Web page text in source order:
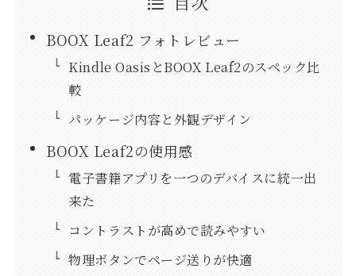
BOOX Leaf2 フォトレビュー
Kindle OasisとBOOX Leaf2のスペック比
較
パッケージ内容と外観デザイン
BOOX Leaf2の使用感
電子書籍アプリを一つのデバイスに統一出
来た
コントラストが高めで読みやすい
物理ボタンでページ送りが快適